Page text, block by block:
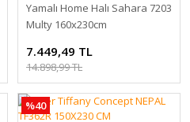
Yamalı Home Halı Sahara 7203
Multy 160x230cm
7.449,49 TL
14.898,99 TL
%40